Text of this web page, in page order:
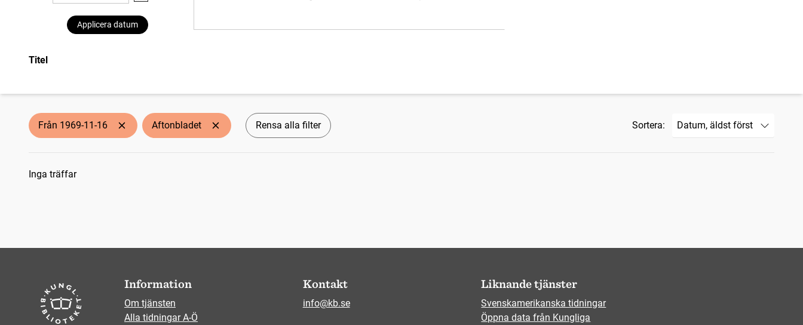
Applicera datum
Titel
Från 1969-11-16 Aftonbladet Rensa alla filter Sortera:
Sökresultat
Inga träffar
Information
Om tjänsten
Alla tidningar A-Ö
Kontakt
info@kb.se
Liknande tjänster
Svenskamerikanska tidningar
Öppna data från Kungliga